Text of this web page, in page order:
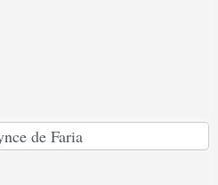
de Faria